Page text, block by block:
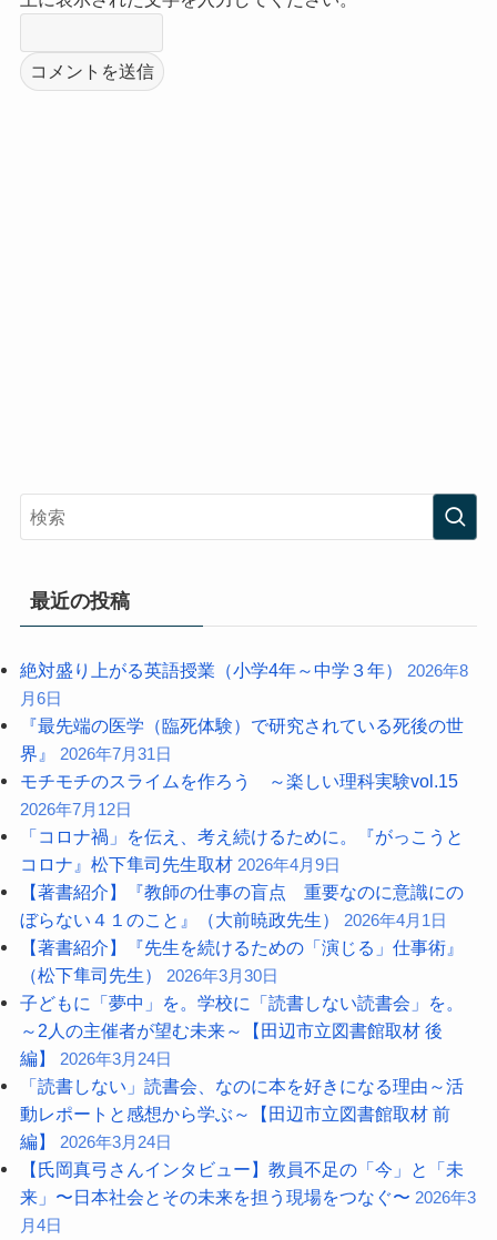
最近の投稿
絶対盛り上がる英語授業（小学4年～中学３年）
2026年8
月6日
『最先端の医学（臨死体験）で研究されている死後の世
界』
2026年7月31日
モチモチのスライムを作ろう ～楽しい理科実験vol.15
2026年7月12日
「コロナ禍」を伝え、考え続けるために。『がっこうと
コロナ』松下隼司先生取材 2026年4月9日
【著書紹介】『教師の仕事の盲点 重要なのに意識にの
ぼらない４１のこと』（大前暁政先生）
2026年4月1日
【著書紹介】『先生を続けるための「演じる」仕事術』
（松下隼司先生）
2026年3月30日
子どもに「夢中」を。学校に「読書しない読書会」を。
～2人の主催者が望む未来～【田辺市立図書館取材 後
編】
2026年3月24日
「読書しない」読書会、なのに本を好きになる理由～活
動レポートと感想から学ぶ～【田辺市立図書館取材 前
編】
2026年3月24日
【氏岡真弓さんインタビュー】教員不足の「今」と「未
来」〜日本社会とその未来を担う現場をつなぐ〜 2026年3
月4日